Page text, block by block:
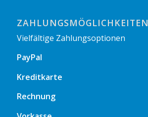
ZAHLUNGSMÖGLICHKEITEN
Vielfältige Zahlungsoptionen
PayPal
Kreditkarte
Rechnung